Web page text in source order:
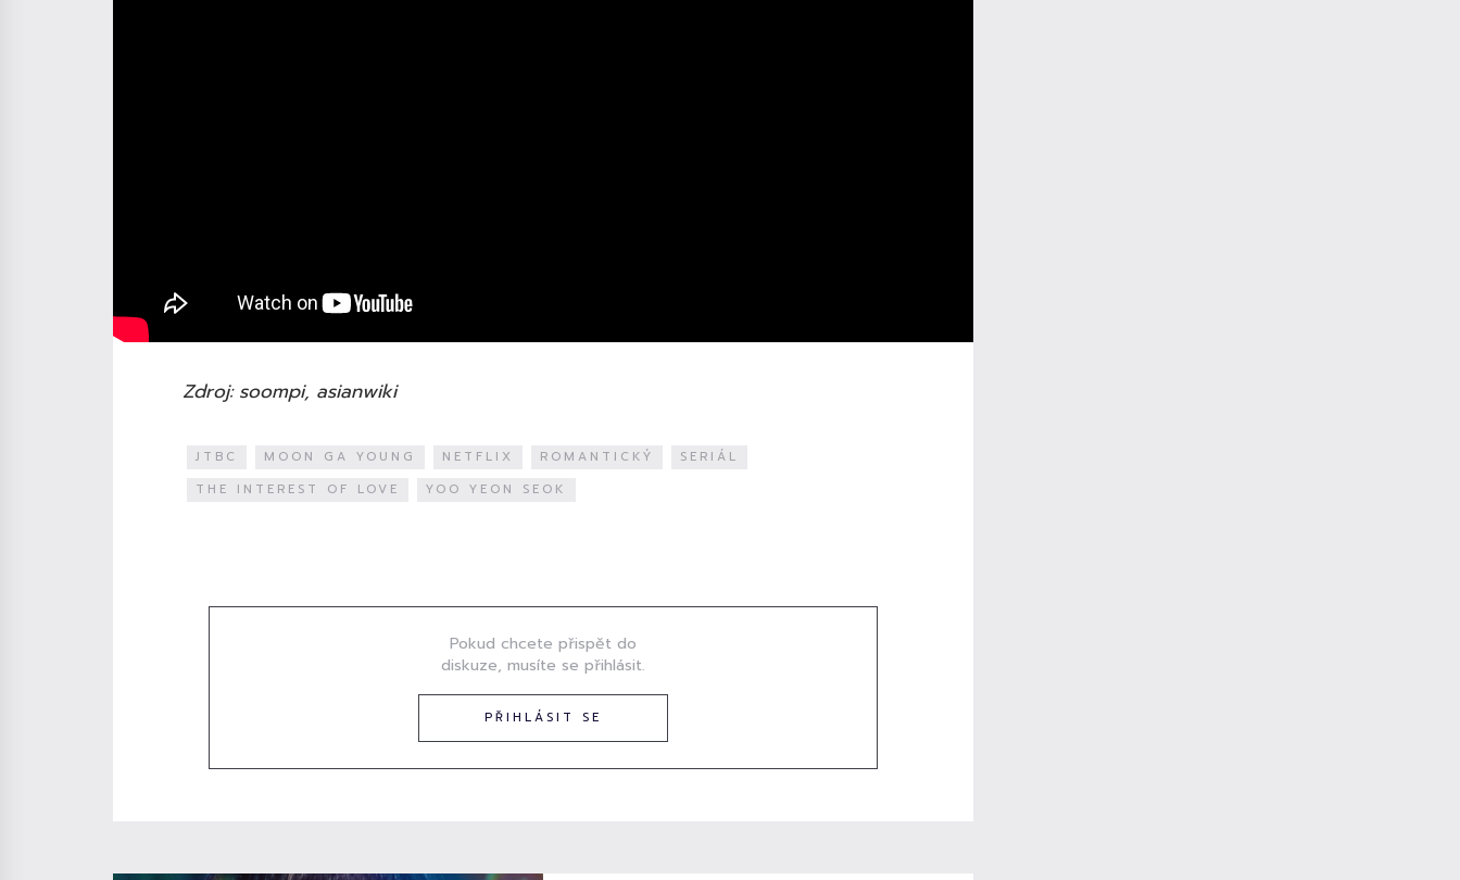
Zdroj: soompi, asianwiki
JTBC MOON GA YOUNG NETFLIX ROMANTICKÝ
SERIÁL
THE INTEREST OF LOVE
YOO YEON SEOK
Pokud chcete přispět do
diskuze, musíte se přihlásit.
PŘIHLÁSIT SE